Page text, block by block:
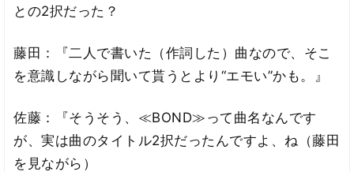
との2択だった？
藤田：『二人で書いた（作詞した）曲なので、そこ
を意識しながら聞いて貰うとより“エモい”かも。』
佐藤：『そうそう、≪BOND≫って曲名なんです
が、実は曲のタイトル2択だったんですよ、ね（藤田
を見ながら）